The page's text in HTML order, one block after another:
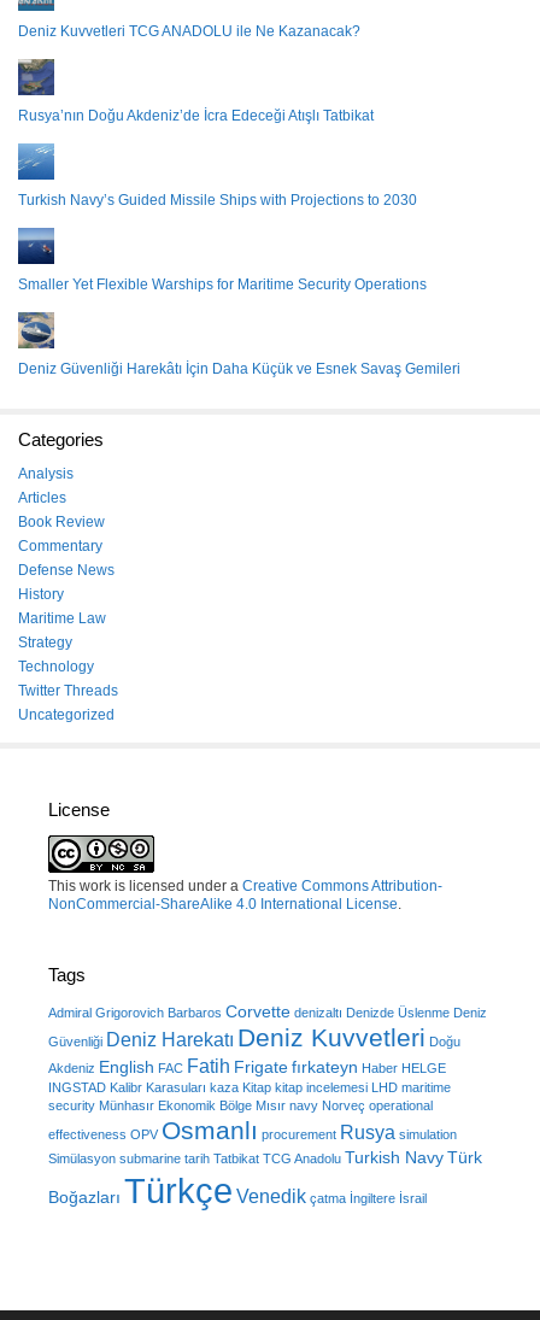
Deniz Kuvvetleri TCG ANADOLU ile Ne Kazanacak?
Rusya’nın Doğu Akdeniz’de İcra Edeceği Atışlı Tatbikat
Turkish Navy’s Guided Missile Ships with Projections to 2030
Smaller Yet Flexible Warships for Maritime Security Operations
Deniz Güvenliği Harekâtı İçin Daha Küçük ve Esnek Savaş Gemileri
Categories
Analysis
Articles
Book Review
Commentary
Defense News
History
Maritime Law
Strategy
Technology
Twitter Threads
Uncategorized
License
This work is licensed under a Creative Commons Attribution-
NonCommercial-ShareAlike 4.0 International License.
Tags
Admiral Grigorovich Barbaros Corvette denizaltı Denizde Üslenme Deniz
Güvenliği Deniz Harekatı Deniz Kuvvetleri Doğu
Akdeniz English FAC Fatih Frigatefırkateyn Haber HELGE
INGSTAD Kalibr Karasuları kaza Kitap kitap incelemesi LHD maritime
security Münhasır Ekonomik Bölge Mısır navy Norveç operational
effectiveness OPV Osmanlı procurement Rusya simulation
Simülasyon submarine tarih Tatbikat TCG Anadolu Turkish NavyTürk
Boğazları Türkçe Venedik çatma İngiltere İsrail